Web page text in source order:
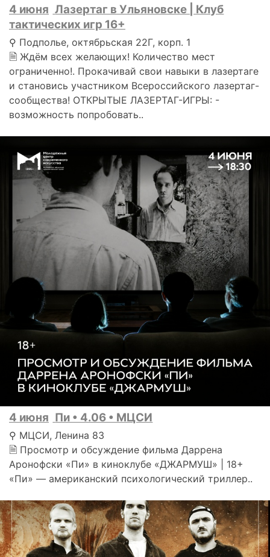
4 июня Лазертаг в Ульяновске | Клуб
тактических игр 16+
⚲ Подполье, октябрьская 22Г, корп. 1
🗎 Ждём всех желающих! Количество мест
ограниченно!. Прокачивай свои навыки в лазертаге
и становись участником Всероссийского лазертаг-
сообщества! ОТКРЫТЫЕ ЛАЗЕРТАГ-ИГРЫ: -
возможность попробовать..
4 июня Пи • 4.06 • МЦСИ
⚲ МЦСИ, Ленина 83
🗎 Просмотр и обсуждение фильма Даррена
Аронофски «Пи» в киноклубе «ДЖАРМУШ» | 18+
«Пи» — американский психологический триллер..